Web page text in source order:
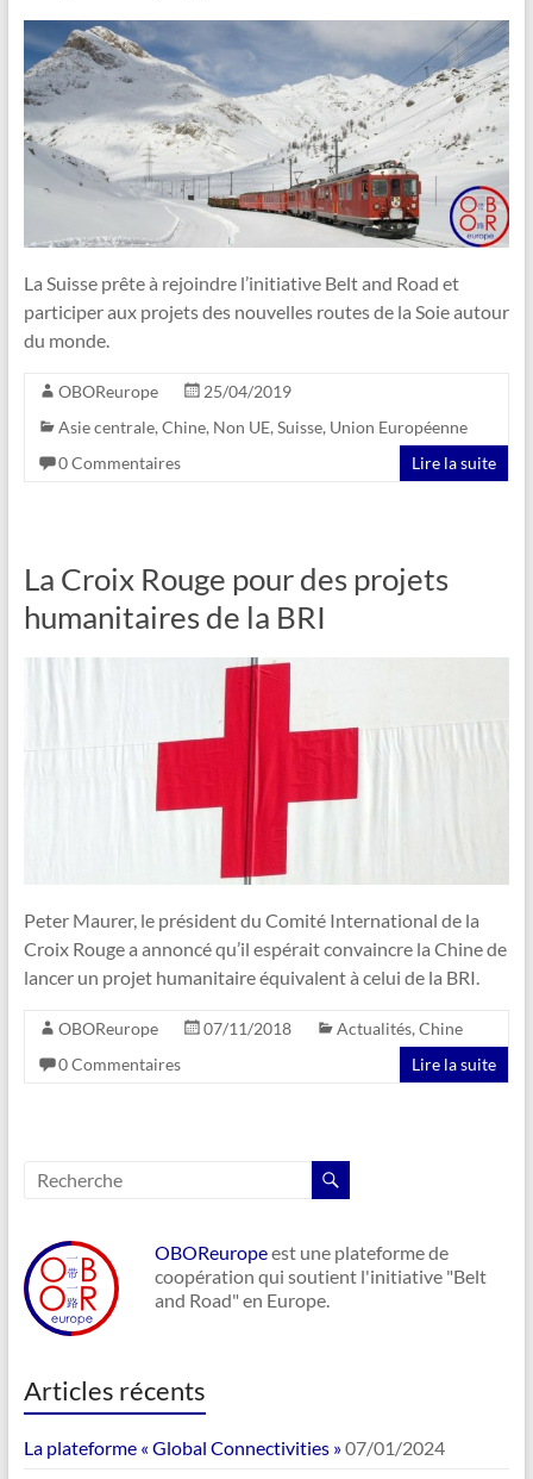
La Suisse prête à rejoindre l’initiative Belt and Road et
participer aux projets des nouvelles routes de la Soie autour
du monde.
OBOReurope
25/04/2019
Asie centrale, Chine, Non UE, Suisse, Union Européenne
0 Commentaires
Lire la suite
La Croix Rouge pour des projets
humanitaires de la BRI
Peter Maurer, le président du Comité International de la
Croix Rouge a annoncé qu’il espérait convaincre la Chine de
lancer un projet humanitaire équivalent à celui de la BRI.
OBOReurope 07/11/2018 Actualités, Chine
0 Commentaires
Lire la suite
OBOReuropeest une plateforme de
coopération qui soutient l'initiative "Belt
and Road" en Europe.
Articles récents
La plateforme « Global Connectivities »07/01/2024